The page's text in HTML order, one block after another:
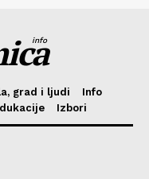
info
grad i ljudi
Info
Izbori